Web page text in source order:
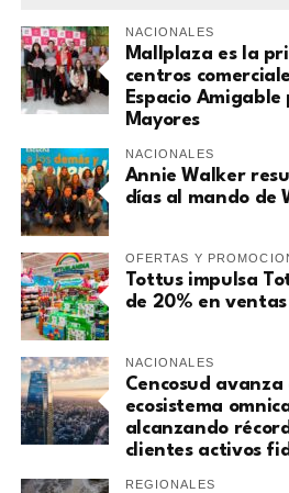
NACIONALES
Mallplaza es la
centros
Espacio
Mayores
NACIONALES
Annie Walker
días al mando de
OFERTAS Y
Tottus impulsa
de 20% en ventas
NACIONALES
Cencosud
ecosistema
alcanzando
clientes activos
REGIONALES